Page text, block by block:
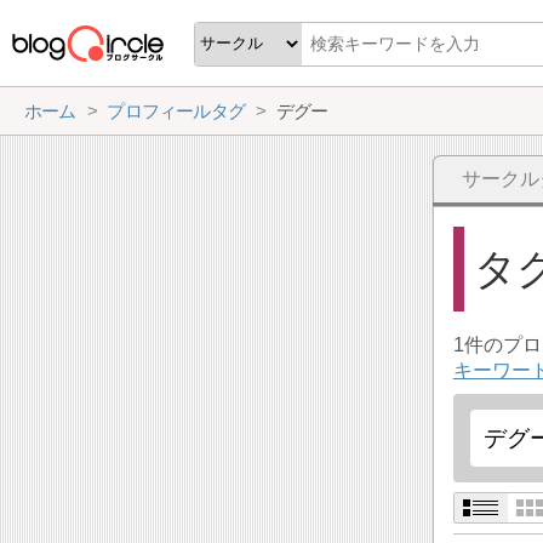
ホーム プロフィールタグ デグー
サーク
タ
1件のプ
キーワー